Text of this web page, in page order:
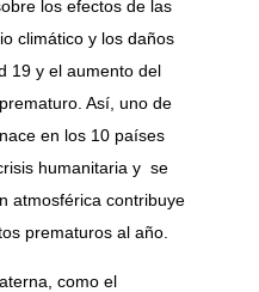
los efectos de las
climático y los daños
19 y el aumento del
Así, uno de
en los 10 países
humanitaria y se
atmosférica contribuye
prematuros al año.
como el